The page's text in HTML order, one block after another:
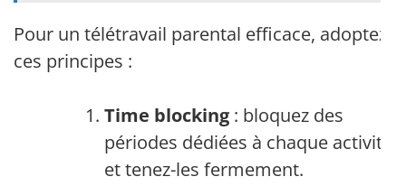
Pour un télétravail parental efficace, adoptez
ces principes :
Time blocking : bloquez des
périodes dédiées à chaque activité
et tenez-les fermement.